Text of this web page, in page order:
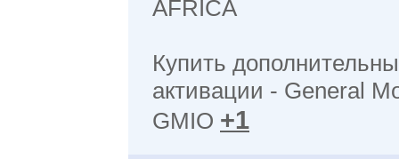
AFRICA
Купить
активации - General
GMIO +1